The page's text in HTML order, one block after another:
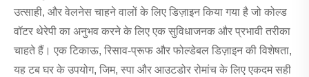
उत्साही, और वेलनेस चाहने वालों के लिए डिज़ाइन किया गया है जो कोल्ड
वॉटर थेरेपी का अनुभव करने के लिए एक सुविधाजनक और प्रभावी तरीका
चाहते हैं। एक टिकाऊ, रिसाव-प्रूफ और फोल्डेबल डिज़ाइन की विशेषता,
यह टब घर के उपयोग, जिम, स्पा और आउटडोर रोमांच के लिए एकदम सही